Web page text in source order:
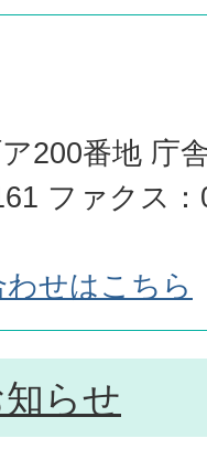
200番地 庁
ファクス
せはこちら
らせ